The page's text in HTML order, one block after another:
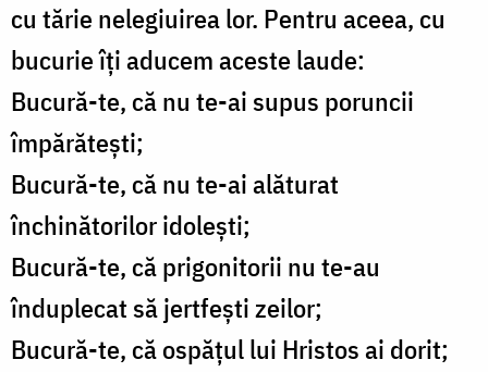
cu tărie nelegiuirea lor. Pentru aceea, cu
bucurie îți aducem aceste laude:
Bucură-te, că nu te-ai supus poruncii
împărătești;
Bucură-te, că nu te-ai alăturat
închinătorilor idolești;
Bucură-te, că prigonitorii nu te-au
înduplecat să jertfești zeilor;
Bucură-te, că ospățul lui Hristos ai dorit;